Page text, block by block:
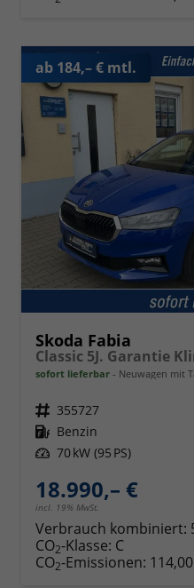
ab 184,– € mtl.
Skoda Fabia
sofort lieferbar Neuwagen mit
Fahrzeugnr. 355727
Kraftstoff Benzin
Leistung 70 kW (95 PS)
18.990,– €
incl. 19% MwSt.
Verbrauch kombiniert:
CO2-Klasse: C
CO2-Emissionen: